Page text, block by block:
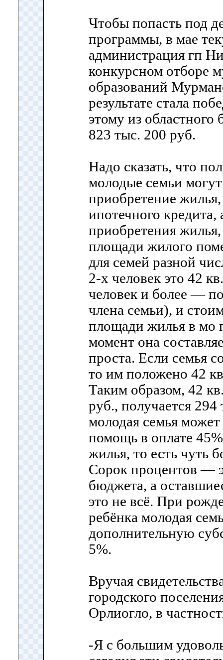
Чтобы попасть под
программы, в мае
администрация гп
конкурсном отборе
образований
результате стала
этому из
823 тыс. 200 руб.
Надо сказать, что
молодые семьи
приобретение
ипотечного кредита,
приобретения
площади жилого
для семей разной
2-х человек это 42
человек и более —
члена семьи), и
площади жилья в мо
момент она
проста. Если семья
то им положено 42
Таким образом, 42
руб., получается
молодая семья может
помощь в оплате
жилья, то есть чуть
Сорок процентов —
бюджета, а
это не всё. При
ребёнка молодая
дополнительную
5%.
Вручая
городского
Орлиогло, в
-Я с большим